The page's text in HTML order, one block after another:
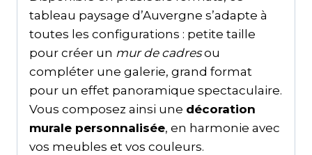
tableau paysage d’Auvergne s’adapte à
toutes les configurations : petite taille
pour créer un mur de cadresou
compléter une galerie, grand format
pour un effet panoramique spectaculaire.
Vous composez ainsi une décoration
murale personnalisée, en harmonie avec
vos meubles et vos couleurs.